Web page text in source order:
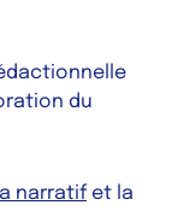
du
narratif et la